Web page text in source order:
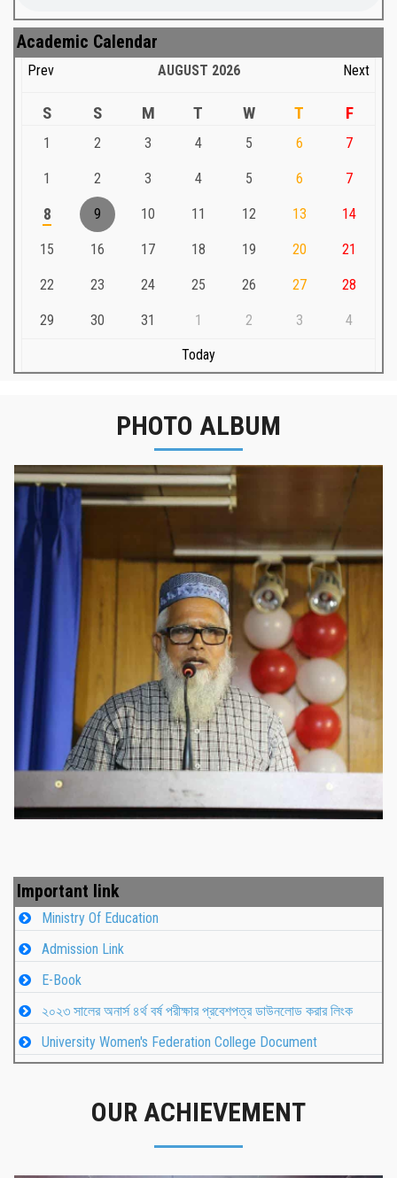
Academic Calendar
Prev AUGUST 2026 Next
S S M T W T F
1 2 3 4 5 6 7
1 2 3 4 5 6 7
8 9 10 11 12 13 14
15 16 17 18 19 20 21
22 23 24 25 26 27 28
29 30 31 1 2 3 4
Today
PHOTO ALBUM
নবীনবরণ - ২০২৫
Important link
Ministry Of Education
Admission Link
E-Book
২০২৩ সালের অনার্স ৪র্থ বর্ষ পরীক্ষার প্রবেশপত্র ডাউনলোড করার লিংক
University Women's Federation College Document
OUR ACHIEVEMENT